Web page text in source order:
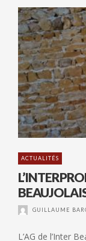
ACTUALITÉS
GUILLAUME
L’AG de l’Inter